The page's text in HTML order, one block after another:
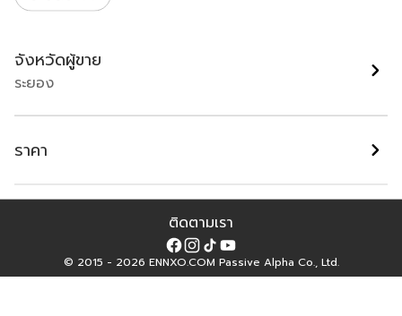
จังหวัดผู้ขาย
ระยอง
ราคา
ติดตามเรา
Facebook
Instagram
TiktokYouTube
© 2015 - 2026 ENNXO.COM Passive Alpha Co., Ltd.